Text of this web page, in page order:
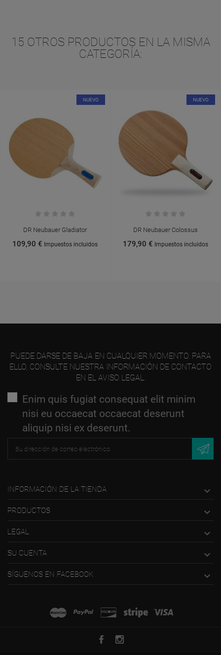
15 OTROS PRODUCTOS EN LA MISMA
CATEGORÍA:
NUEVO
DR Neubauer Gladiator
109,90 € Impuestos incluidos
NUEVO
DR Neubauer Colossus
179,90 € Impuestos incluidos
PUEDE DARSE DE BAJA EN CUALQUIER MOMENTO. PARA
ELLO, CONSULTE NUESTRA INFORMACIÓN DE CONTACTO
EN EL AVISO LEGAL.
Enim quis fugiat consequat elit minim
nisi eu occaecat occaecat deserunt
aliquip nisi ex deserunt.
INFORMACIÓN DE LA TIENDA 
PRODUCTOS 
LEGAL 
SU CUENTA 
SÍGUENOS EN FACEBOOK 